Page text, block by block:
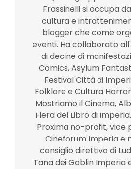
Frassinelli si occupa
cultura e
blogger che come
eventi. Ha collaborato
di decine di
Comics, Asylum
Festival Città di
Folklore e Cultura
Mostriamo il Cinema,
Fiera del Libro di
Proxima no-profit, vice
Cineforum Imperia e
consiglio direttivo di
Tana dei Goblin Imperia